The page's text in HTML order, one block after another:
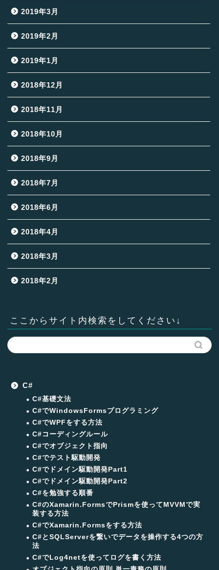
2019年3月
2019年2月
2019年1月
2018年12月
2018年11月
2018年10月
2018年9月
2018年7月
2018年6月
2018年4月
2018年3月
2018年2月
ここからサイト内検索をしてください↓
C#
C#基礎文法
C#でWindowsFormsプログラミング
C#でWPFをする方法
C#コーディングルール
C#でオブジェクト指向
C#でテスト駆動開発
C#でドメイン駆動開発Part1
C#でドメイン駆動開発Part2
C#を勉強する順番
C#のXamarin.FormsでPrismを使ってMVVMで実
装する方法
C#でXamarin.Formsをする方法
C#とSQLServerを繋いでデータを操作する4つの方
法
C#でLog4netを使ってログを書く方法